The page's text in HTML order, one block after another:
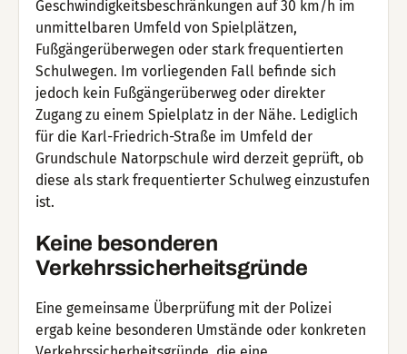
Geschwindigkeitsbeschränkungen auf 30 km/h im
unmittelbaren Umfeld von Spielplätzen,
Fußgängerüberwegen oder stark frequentierten
Schulwegen. Im vorliegenden Fall befinde sich
jedoch kein Fußgängerüberweg oder direkter
Zugang zu einem Spielplatz in der Nähe. Lediglich
für die Karl-Friedrich-Straße im Umfeld der
Grundschule Natorpschule wird derzeit geprüft, ob
diese als stark frequentierter Schulweg einzustufen
ist.
Keine besonderen
Verkehrssicherheitsgründe
Eine gemeinsame Überprüfung mit der Polizei
ergab keine besonderen Umstände oder konkreten